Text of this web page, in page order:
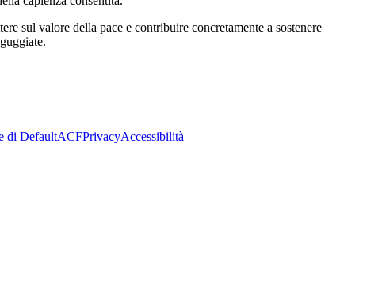
sul valore della pace e contribuire concretamente a sostenere
di DefaultACFPrivacyAccessibilità